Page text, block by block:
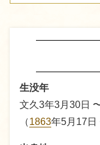
生没年
文久3年3月30日
（1863年5月17日